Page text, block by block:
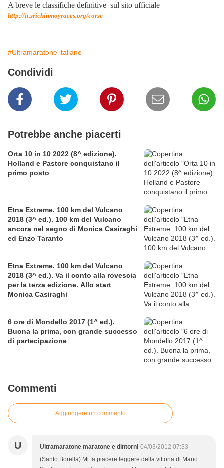
A breve le classifiche definitive sul sito ufficiale
http://it.srichinmoyraces.org/corse
#Ultramaratone italiane
Condividi
Potrebbe anche piacerti
Orta 10 in 10 2022 (8^ edizione).
Holland e Pastore conquistano il
primo posto
Etna Extreme. 100 km del Vulcano
2018 (3^ ed.). 100 km del Vulcano
ancora nel segno di Monica Casiraghi
ed Enzo Taranto
Etna Extreme. 100 km del Vulcano
2018 (3^ ed.). Va il conto alla rovescia
per la terza edizione. Allo start
Monica Casiraghi
6 ore di Mondello 2017 (1^ ed.).
Buona la prima, con grande successo
di partecipazione
Commenti
Aggiungere un commento
U Ultramaratone maratone e dintorni 04/03/2012 07:33
(Santo Borella) Mi fa piacere leggere della vittoria di Mario